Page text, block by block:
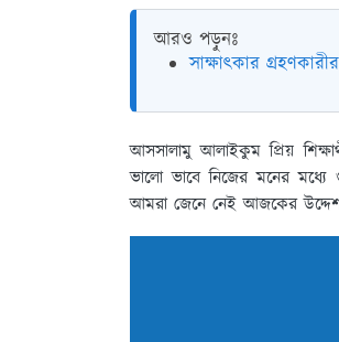
আরও পড়ুনঃ
সাক্ষাৎকার
আসসালামু আলাইকুম প্রিয়
ভালো ভাবে নিজের মনের মধ্যে
আমরা জেনে নেই আজকের